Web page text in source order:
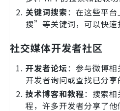
关键词搜索：在这些平
搜”等关键词，可以快速
社交媒体开发者社区
开发者论坛：参与微博
开发者询问或查找已分享
技术博客和教程：搜索
程，许多开发者分享了